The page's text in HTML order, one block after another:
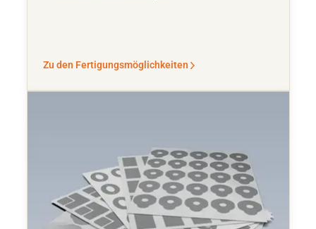
Zu den Fertigungsmöglichkeiten